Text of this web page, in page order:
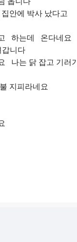
안에 박사 났다고
하는데 온다네요
갑니다
나는 닭 잡고 기러
지피라네요